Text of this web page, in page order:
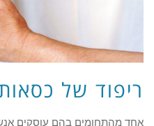
ריפוד של
אחד מהתחומים בהם עוסקים